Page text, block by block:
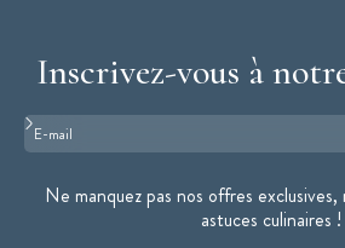
Inscrivez-vous à
Format : adresse@email.com
Ne manquez pas nos offres
astuces culinaires !